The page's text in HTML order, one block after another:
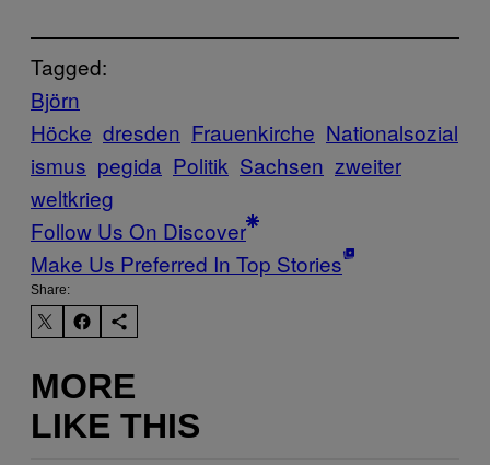
Tagged:
Björn
Höcke dresden Frauenkirche Nationalsozial
ismus pegida Politik Sachsen zweiter
weltkrieg
Follow Us On Discover
Make Us Preferred In Top Stories
Share:
MORE
LIKE THIS